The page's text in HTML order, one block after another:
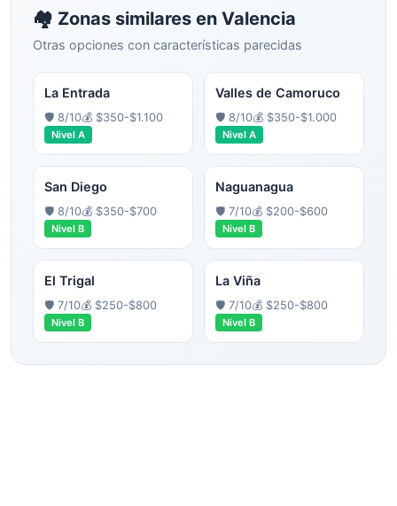
🏘️ Zonas similares en Valencia
Otras opciones con características parecidas
La Entrada
🛡️ 8/10💰 $350-$1.100
Nivel A
Valles de Camoruco
🛡️ 8/10💰 $350-$1.000
Nivel A
San Diego
🛡️ 8/10💰 $350-$700
Nivel B
Naguanagua
🛡️ 7/10💰 $200-$600
Nivel B
El Trigal
🛡️ 7/10💰 $250-$800
Nivel B
La Viña
🛡️ 7/10💰 $250-$800
Nivel B